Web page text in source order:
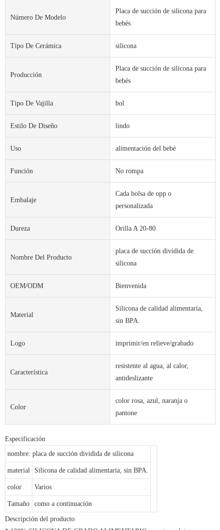
Número De Modelo
Placa de succión de silicona para
bebés
Tipo De Cerámica silicona
Producción
Placa de succión de silicona para
bebés
Tipo De Vajilla bol
Estilo De Diseño lindo
Uso alimentación del bebé
Función No rompa
Embalaje
Cada bolsa de opp o
personalizada
Dureza Orilla A 20-80
Nombre Del Producto
placa de succión dividida de
silicona
OEM/ODM Bienvenida
Material
Silicona de calidad alimentaria,
sin BPA.
Logo imprimir/en relieve/grabado
Característica
resistente al agua, al calor,
antideslizante
Color
color rosa, azul, naranja o
pantone
Especificación
nombre: placa de succión dividida de silicona
material Silicona de calidad alimentaria, sin BPA.
color Varios
Tamaño como a continuación
Descripción del producto